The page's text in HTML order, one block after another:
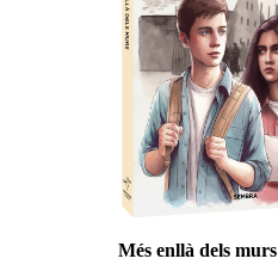
Més enllà dels murs